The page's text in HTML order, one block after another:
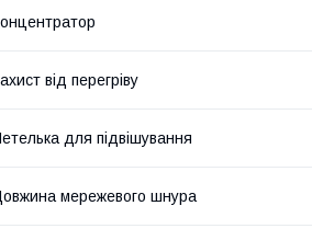
від перегріву
для підвішування
мережевого шнура